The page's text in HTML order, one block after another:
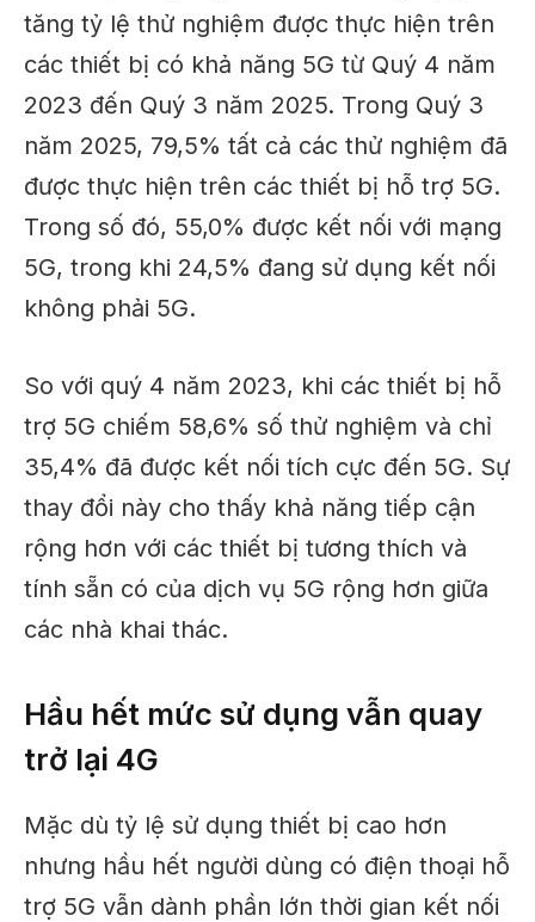
tăng tỷ lệ thử nghiệm được thực hiện trên
các thiết bị có khả năng 5G từ Quý 4 năm
2023 đến Quý 3 năm 2025. Trong Quý 3
năm 2025, 79,5% tất cả các thử nghiệm đã
được thực hiện trên các thiết bị hỗ trợ 5G.
Trong số đó, 55,0% được kết nối với mạng
5G, trong khi 24,5% đang sử dụng kết nối
không phải 5G.
So với quý 4 năm 2023, khi các thiết bị hỗ
trợ 5G chiếm 58,6% số thử nghiệm và chỉ
35,4% đã được kết nối tích cực đến 5G. Sự
thay đổi này cho thấy khả năng tiếp cận
rộng hơn với các thiết bị tương thích và
tính sẵn có của dịch vụ 5G rộng hơn giữa
các nhà khai thác.
Hầu hết mức sử dụng vẫn quay
trở lại 4G
Mặc dù tỷ lệ sử dụng thiết bị cao hơn
nhưng hầu hết người dùng có điện thoại hỗ
trợ 5G vẫn dành phần lớn thời gian kết nối